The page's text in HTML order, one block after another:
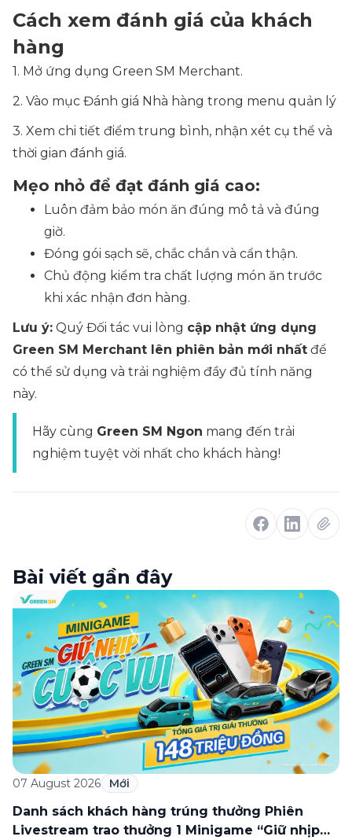
Cách xem đánh giá của khách
hàng
1. Mở ứng dụng Green SM Merchant.
2. Vào mục Đánh giá Nhà hàng trong menu quản lý
3. Xem chi tiết điểm trung bình, nhận xét cụ thể và
thời gian đánh giá.
Mẹo nhỏ để đạt đánh giá cao:
Luôn đảm bảo món ăn đúng mô tả và đúng
giờ.
Đóng gói sạch sẽ, chắc chắn và cẩn thận.
Chủ động kiểm tra chất lượng món ăn trước
khi xác nhận đơn hàng.
Lưu ý: Quý Đối tác vui lòng cập nhật ứng dụng
Green SM Merchant lên phiên bản mới nhất để
có thể sử dụng và trải nghiệm đầy đủ tính năng
này.
Hãy cùng Green SM Ngon mang đến trải
nghiệm tuyệt vời nhất cho khách hàng!
Bài viết gần đây
07 August 2026 Mới
Danh sách khách hàng trúng thưởng Phiên
Livestream trao thưởng 1 Minigame “Giữ nhịp